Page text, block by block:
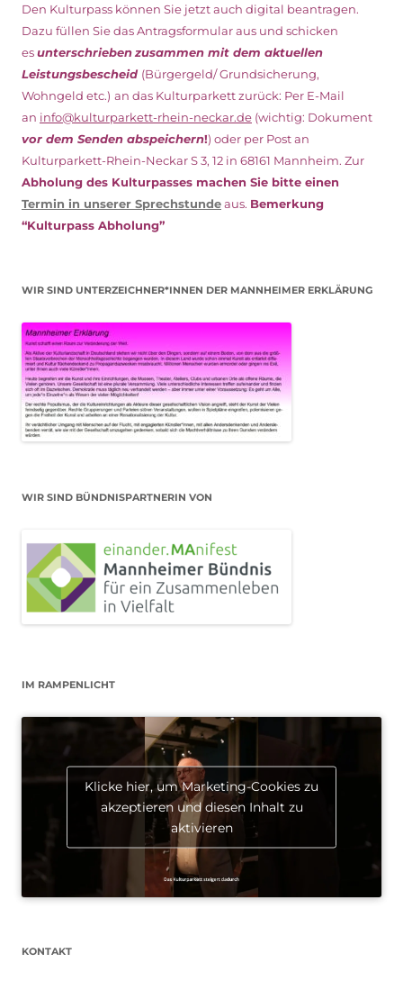
Den Kulturpass können Sie jetzt auch digital beantragen.
Dazu füllen Sie das Antragsformular aus und schicken
esunterschriebenzusammen mit dem aktuellen
Leistungsbescheid (Bürgergeld/ Grundsicherung,
Wohngeld etc.) an das Kulturparkett zurück: Per E-Mail
an info@kulturparkett-rhein-neckar.de (wichtig: Dokument
vor dem Senden abspeichern!) oder per Post an
Kulturparkett-Rhein-Neckar S 3, 12 in 68161 Mannheim. Zur
Abholung des Kulturpasses machen Sie bitte einen
Termin in unserer Sprechstundeaus. Bemerkung
“Kulturpass Abholung”
WIR SIND UNTERZEICHNER*INNEN DER MANNHEIMER ERKLÄRUNG
WIR SIND BÜNDNISPARTNERIN VON
IM RAMPENLICHT
Klicke hier, um Marketing-Cookies zu
akzeptieren und diesen Inhalt zu
aktivieren
KONTAKT